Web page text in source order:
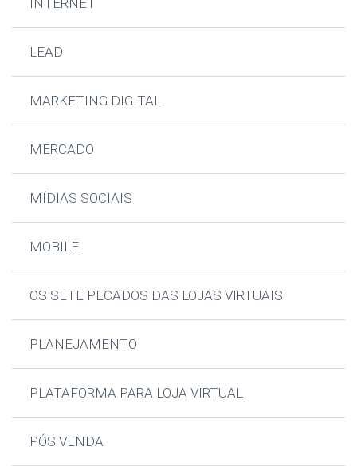
INTERNET
LEAD
MARKETING DIGITAL
MERCADO
MÍDIAS SOCIAIS
MOBILE
OS SETE PECADOS DAS LOJAS VIRTUAIS
PLANEJAMENTO
PLATAFORMA PARA LOJA VIRTUAL
PÓS VENDA